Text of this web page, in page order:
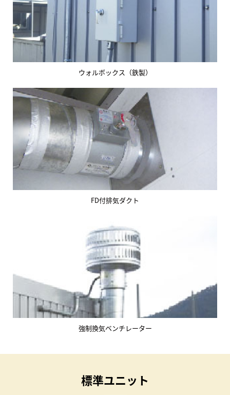
ウォルボックス（鉄製）
FD付排気ダクト
強制換気ベンチレーター
標準ユニット